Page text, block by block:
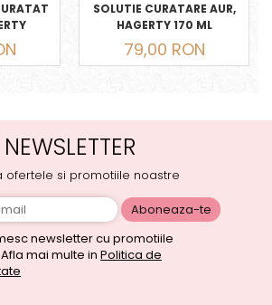
SOLUTIE CURATARE AUR,
HAGERTY 170 ML
79,00 RON
NEWSLETTER
ofertele si promotiile noastre
newsletter cu promotiile
mai multe in Politica de